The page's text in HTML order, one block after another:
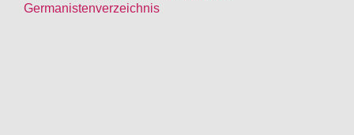
Germanistenverzeichnis